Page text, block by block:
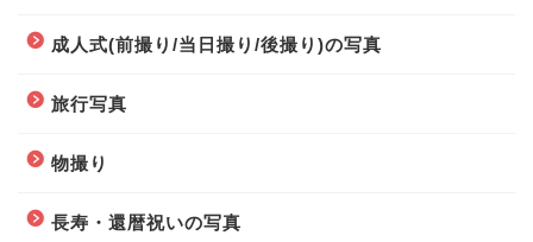
成人式(前撮り/当日撮り/後撮り)の写真
旅行写真
物撮り
長寿・還暦祝いの写真